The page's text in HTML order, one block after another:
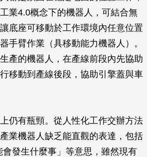
業4.0概念下的機器人，可結合無
底座可移動於工作環境內任意位置
手臂作業（具移動能力機器人）。
產的機器人，在產線前段內先協助
移動到產線後段，協助引擎蓋與車
仍有瓶頸。從人性化工作交辦方法
業機器人缺乏能直觀的表達，包括
會發生什麼事」等意思，雖然現有